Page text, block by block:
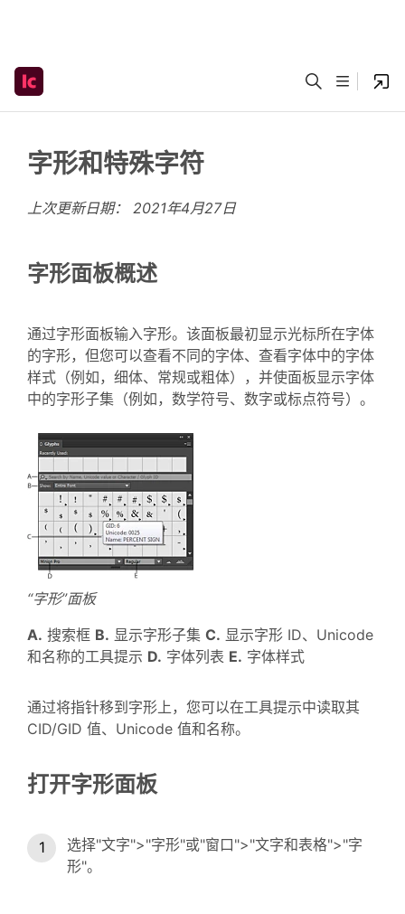
字形和特殊字符
上次更新日期： 2021年4月27日
字形面板概述
通过字形面板输入字形。该面板最初显示光标所在字体
的字形，但您可以查看不同的字体、查看字体中的字体
样式（例如，细体、常规或粗体），并使面板显示字体
中的字形子集（例如，数学符号、数字或标点符号）。
“字形”面板
A. 搜索框 B. 显示字形子集 C. 显示字形 ID、Unicode
和名称的工具提示 D. 字体列表 E. 字体样式
通过将指针移到字形上，您可以在工具提示中读取其
CID/GID 值、Unicode 值和名称。
打开字形面板
选择"文字">"字形"或"窗口">"文字和表格">"字
形"。